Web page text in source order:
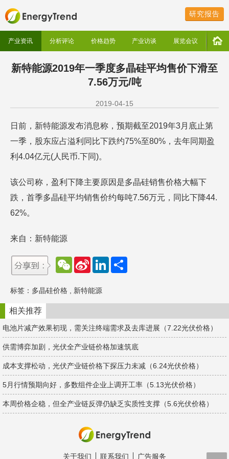
研究报告
产业资讯 分析评论 价格趋势 产业访谈 展览会议
新特能源2019年一季度多晶硅平均售价下滑至
7.56万元/吨
2019-04-15
日前，新特能源发布消息称，预期截至2019年3月底止第
一季，股东应占溢利同比下跌约75%至80%，去年同期盈
利4.04亿元(人民币.下同)。
该公司称，盈利下降主要原因是多晶硅销售价格大幅下
跌，首季多晶硅平均销售价约每吨7.56万元，同比下降44.
62%。
来自：新特能源
W
e
h
a
t
S
a
W
e
b
o
L
d
n
标签： 多晶硅价格 新特能源
相关推荐
电池片减产效果初现，需关注终端需求及去库进展（7.22光伏价格）
供需博弈加剧，光伏全产业链价格加速筑底
成本支撑松动，光伏产业链价格下探压力未减（6.24光伏价格）
5月行情预期向好，多数组件企业上调开工率（5.13光伏价格）
本周价格企稳，但全产业链反弹仍缺乏实质性支撑（5.6光伏价格）
关于我们 联系我们 广告服务